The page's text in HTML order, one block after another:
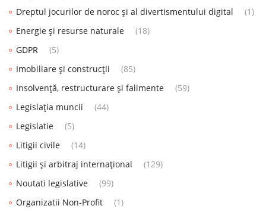
Dreptul jocurilor de noroc și al divertismentului digital
(1)
Energie și resurse naturale
(18)
GDPR
(5)
Imobiliare și construcții
(85)
Insolvență, restructurare și falimente
(59)
Legislația muncii
(44)
Legislatie
(5)
Litigii civile
(14)
Litigii și arbitraj internațional
(129)
Noutati legislative
(99)
Organizatii Non-Profit
(1)